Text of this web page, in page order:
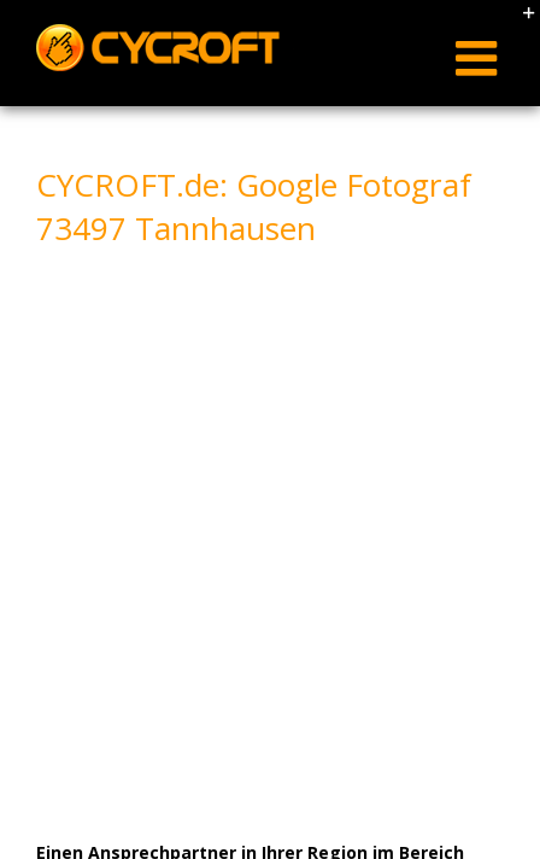
content
CYCROFT.de: Google Fotograf
73497 Tannhausen
Einen Ansprechpartner in Ihrer Region im Bereich